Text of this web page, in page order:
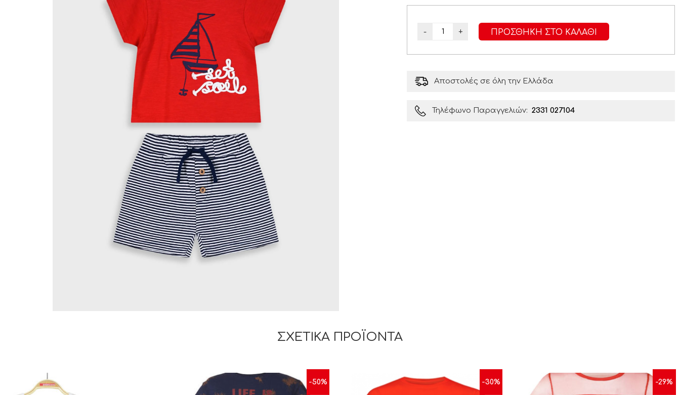
- + ΠΡΟΣΘΉΚΗ ΣΤΟ ΚΑΛΆΘΙ
Αποστολές σε όλη την Ελλάδα
Τηλέφωνο Παραγγελιών: 2331 027104
ΣΧΕΤΙΚΆ ΠΡΟΪΌΝΤΑ
-50% -30% -29%